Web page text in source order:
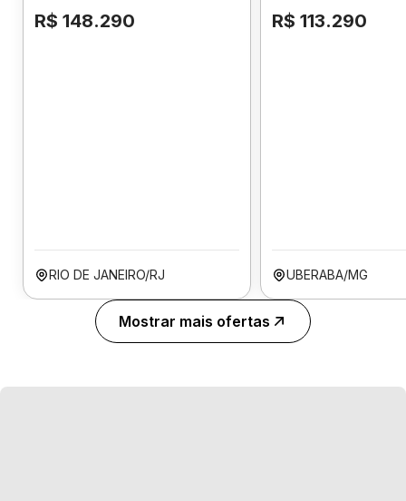
R$ 148.290
RIO DE JANEIRO/RJ
R$ 113.290
UBERABA/MG
Mostrar mais ofertas